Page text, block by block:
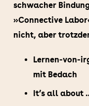
schwacher
»Connective
nicht, aber
Lernen-von-
mit Bedach
It’s all about